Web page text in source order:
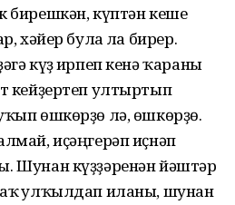
бирешкән, күптән кеше
хәйер булһа ла бирер.
күҙ һирпеп кенә ҡараны
кейҙертеп ултыртып
өшкөрҙө лә, өшкөрҙө.
иҫәңгерәп иҫнәп
Шунан күҙҙәренән йәштәр
һулҡылдап иланы, шунан